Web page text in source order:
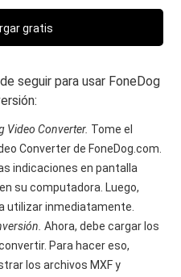
gratis
seguir para usar FoneDog
Video Converter. Tome el
Converter de FoneDog.com.
indicaciones en pantalla
su computadora. Luego,
utilizar inmediatamente.
Ahora, debe cargar los
Para hacer eso,
los archivos MXF y